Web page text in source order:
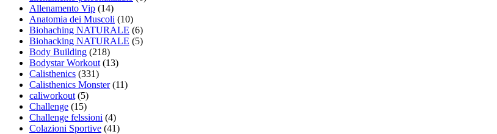
Allenamento Vip (14)
Anatomia dei Muscoli (10)
Biohaching NATURALE (6)
Biohacking NATURALE (5)
Body Building (218)
Bodystar Workout(13)
Calisthenics (331)
Calisthenics Monster(11)
caliworkout(5)
Challenge (15)
Challenge felssioni (4)
Colazioni Sportive (41)